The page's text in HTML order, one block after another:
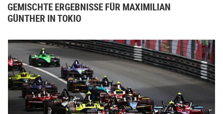
GEMISCHTE ERGEBNISSE FÜR MAXIMILIAN
GÜNTHER IN TOKIO